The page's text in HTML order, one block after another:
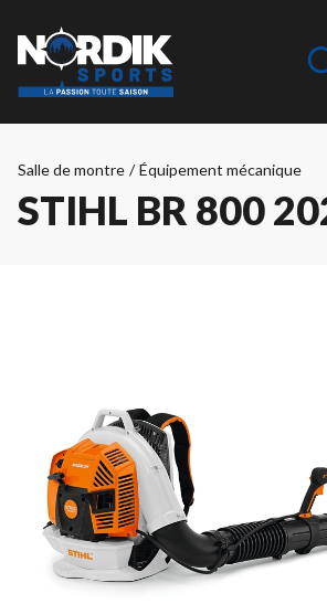
Salle de montre / Équipement mécanique
STIHL BR 800